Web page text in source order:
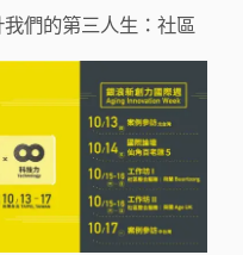
們的第三人生：社區